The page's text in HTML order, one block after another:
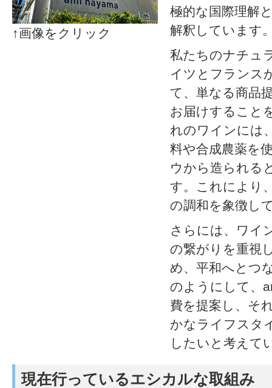
↑画像をクリック
極的な国際理解
解釈しています
私たちのナチュ
イツとフランス
て、単なる商品
お届けすること
れのワインには
料や合成農薬を
ウから造られる
す。これにより
の調和を象徴し
さらには、ワイ
の繋がりを重視
め、平和へとつ
のようにして、
費を提案し、そ
かなライフスタ
したいと考えて
現在行っているエシカルな取組み